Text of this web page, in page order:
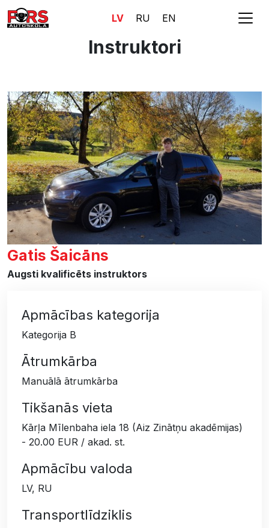
LV RU EN
Instruktori
Gatis Šaicāns
Augsti kvalificēts instruktors
Apmācības kategorija
Kategorija B
Ātrumkārba
Manuālā ātrumkārba
Tikšanās vieta
Kārļa Mīlenbaha iela 18 (Aiz Zinātņu akadēmijas)
- 20.00 EUR / akad. st.
Apmācību valoda
LV, RU
Transportlīdziklis